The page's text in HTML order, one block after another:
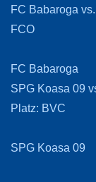
FC
FCO
3.
FC Babaroga
SPG
Platz: BVC
1.
SPG Koasa 09